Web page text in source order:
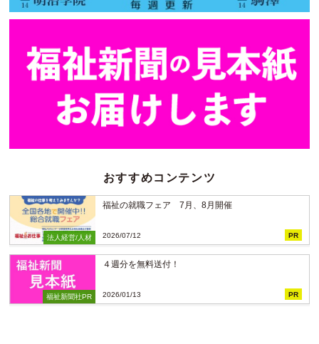
おすすめコンテンツ
法人経営/人材
福祉の就職フェア 7月、8月開催
2026/07/12 PR
福祉新聞社PR
４週分を無料送付！
2026/01/13 PR